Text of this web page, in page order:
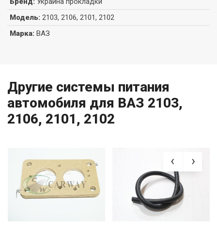
Модель: 2103, 2106, 2101, 2102
Марка: ВАЗ
Другие системы питания
автомобиля для ВАЗ 2103,
2106, 2101, 2102